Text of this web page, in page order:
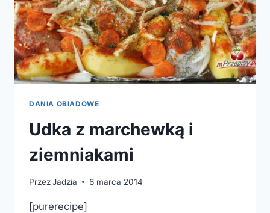
DANIA OBIADOWE
Udka z marchewką i
ziemniakami
PrzezJadzia 6 marca 2014
[purerecipe]